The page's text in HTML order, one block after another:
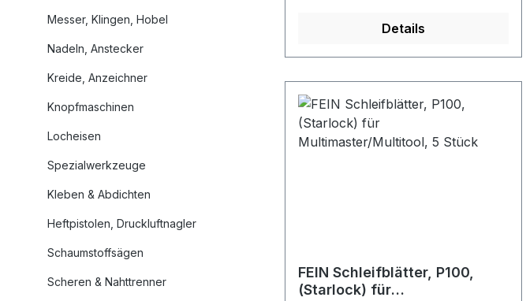
Messer, Klingen, Hobel
Nadeln, Anstecker
Kreide, Anzeichner
Knopfmaschinen
Locheisen
Spezialwerkzeuge
Kleben & Abdichten
Heftpistolen, Druckluftnagler
Schaumstoffsägen
Scheren & Nahttrenner
Klebstoffresten, Teppichboden,
Details
FEIN Schleifblätter, P100,
(Starlock) für